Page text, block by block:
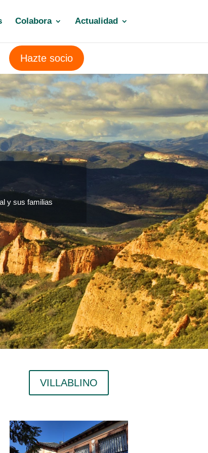
Colabora Actualidad
Hazte socio
y sus familias
VILLABLINO